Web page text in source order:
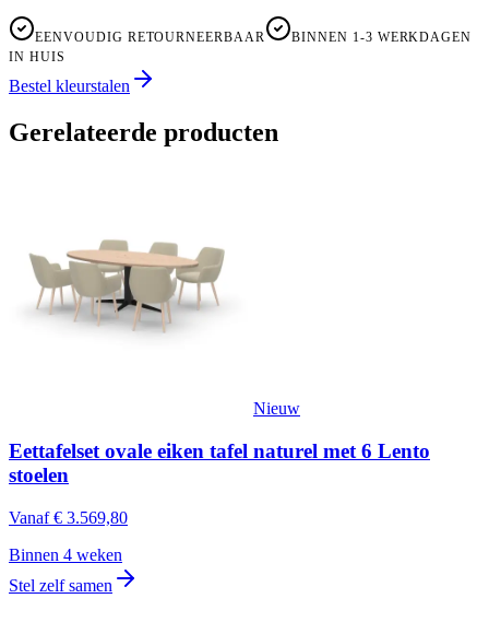
EENVOUDIG RETOURNEERBAAR
BINNEN 1-3 WERKDAGEN
IN HUIS
Bestel kleurstalen
Gerelateerde producten
Nieuw
Eettafelset ovale eiken tafel naturel met 6 Lento
stoelen
Vanaf € 3.569,80
Binnen 4 weken
Stel zelf samen